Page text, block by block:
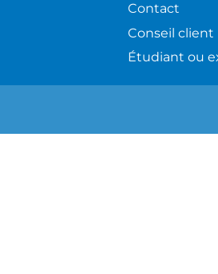
Contact
Conseil client
Étudiant ou